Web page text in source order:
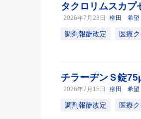
タクロリムスカプ
2026年7月23日 柳田 希望
調剤報酬改定 医療
チラーヂンＳ錠
2026年7月15日 柳田 希望
調剤報酬改定 医療